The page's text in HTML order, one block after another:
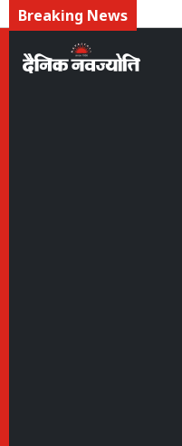
Breaking News